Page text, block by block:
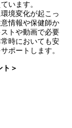
います。
境変化が起こっ
情報や保健師か
トや動画で必要
時においても安
ポートします。
＞